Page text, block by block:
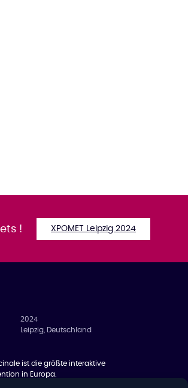
! XPOMET Leipzig 2024
2024
Leipzig, Deutschland
ist die größte interaktive
in Europa.